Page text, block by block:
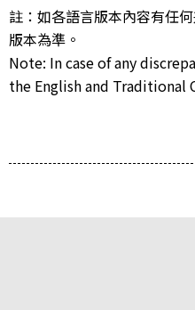
註：如各語言版本內容有任
版本為準。
Note: In case of any
the English and Traditional